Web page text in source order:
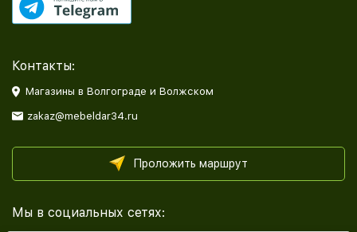
Контакты:
Магазины в Волгограде и Волжском
zakaz@mebeldar34.ru
Проложить маршрут
Мы в социальных сетях: